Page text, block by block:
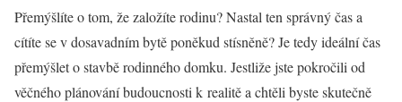
Přemýšlíte o tom, že založíte rodinu? Nastal ten správný čas a
cítíte se v dosavadním bytě poněkud stísněně? Je tedy ideální čas
přemýšlet o stavbě rodinného domku. Jestliže jste pokročili od
věčného plánování budoucnosti k realitě a chtěli byste skutečně